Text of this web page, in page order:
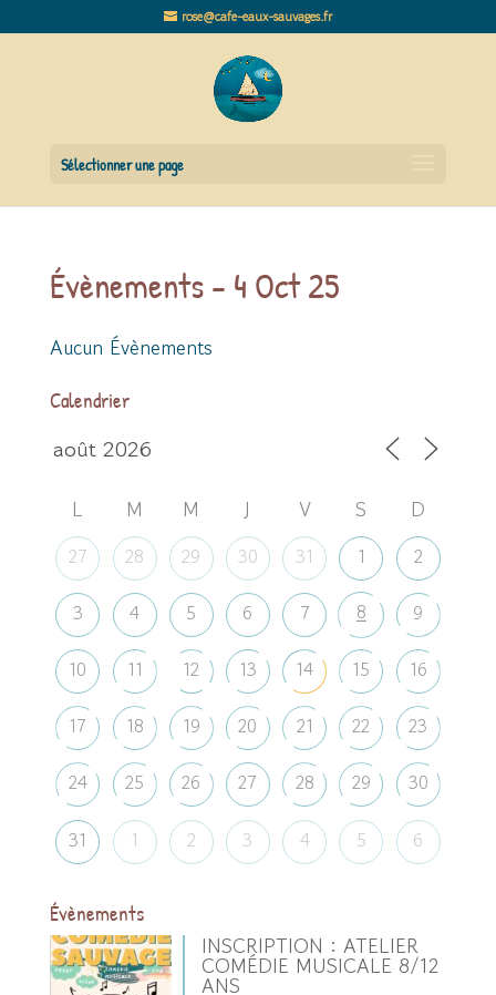
rose@cafe-eaux-sauvages.fr
Sélectionner une page
Évènements - 4 Oct 25
Aucun Évènements
Calendrier
L M M J V S D
27 28 29 30 31 1 2
3 4 5 6 7 8 9
10 11 12 13 14 15 16
17 18 19 20 21 22 23
24 25 26 27 28 29 30
31 1 2 3 4 5 6
Évènements
INSCRIPTION : ATELIER
COMÉDIE MUSICALE 8/12
ANS